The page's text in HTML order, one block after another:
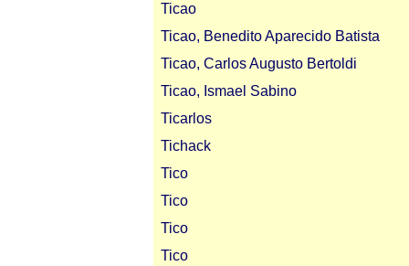
Ticao
Ticao, Benedito Aparecido Batista
Ticao, Carlos Augusto Bertoldi
Ticao, Ismael Sabino
Ticarlos
Tichack
Tico
Tico
Tico
Tico